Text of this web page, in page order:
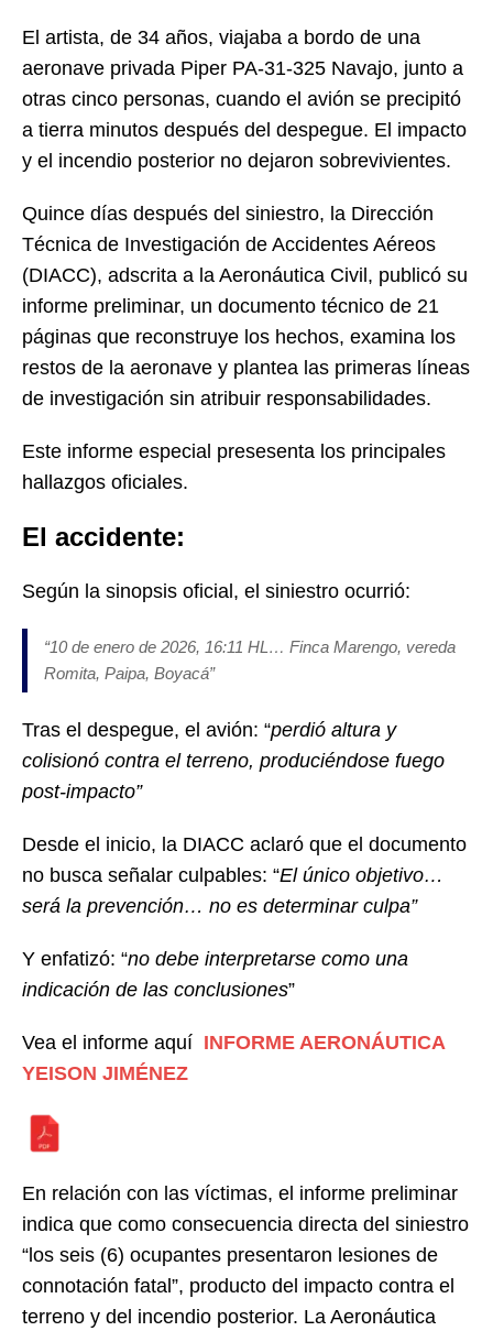
El artista, de 34 años, viajaba a bordo de una
aeronave privada Piper PA-31-325 Navajo, junto a
otras cinco personas, cuando el avión se precipitó
a tierra minutos después del despegue. El impacto
y el incendio posterior no dejaron sobrevivientes.
Quince días después del siniestro, la Dirección
Técnica de Investigación de Accidentes Aéreos
(DIACC), adscrita a la Aeronáutica Civil, publicó su
informe preliminar, un documento técnico de 21
páginas que reconstruye los hechos, examina los
restos de la aeronave y plantea las primeras líneas
de investigación sin atribuir responsabilidades.
Este informe especial presesenta los principales
hallazgos oficiales.
El accidente:
Según la sinopsis oficial, el siniestro ocurrió:
“10 de enero de 2026, 16:11 HL… Finca Marengo, vereda
Romita, Paipa, Boyacá”
Tras el despegue, el avión: “perdió altura y
colisionó contra el terreno, produciéndose fuego
post-impacto”
Desde el inicio, la DIACC aclaró que el documento
no busca señalar culpables: “El único objetivo…
será la prevención… no es determinar culpa”
Y enfatizó: “no debe interpretarse como una
indicación de las conclusiones”
Vea el informe aquí INFORME AERONÁUTICA
YEISON JIMÉNEZ
En relación con las víctimas, el informe preliminar
indica que como consecuencia directa del siniestro
“los seis (6) ocupantes presentaron lesiones de
connotación fatal”, producto del impacto contra el
terreno y del incendio posterior. La Aeronáutica